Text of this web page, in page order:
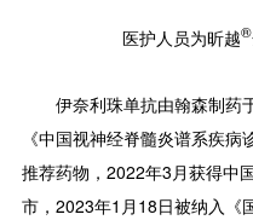
医护人员为昕越®
伊奈利珠单抗由翰森制药
《中国视神经脊髓炎谱系疾
推荐药物，2022年3月获得中
市，2023年1月18日被纳入《